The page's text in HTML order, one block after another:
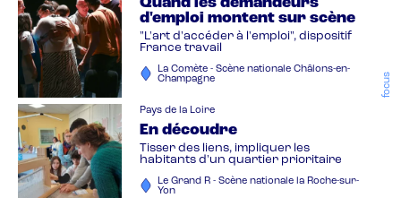
d'emploi montent sur scène
"L'art d'accéder à l'emploi", dispositif
France travail
La Comète - Scène nationale Châlons-en-
Champagne
focus
Pays de la Loire
En découdre
Tisser des liens, impliquer les
habitants d'un quartier prioritaire
Le Grand R - Scène nationale la Roche-sur-
Yon